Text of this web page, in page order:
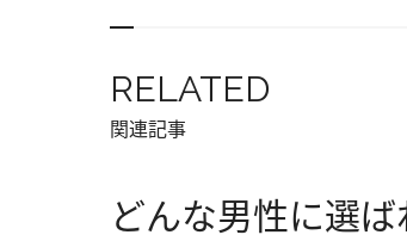
RELATED
関連記事
どんな男性に選